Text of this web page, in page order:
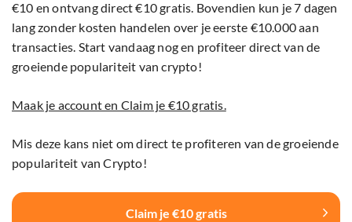
€10 en ontvang direct €10 gratis. Bovendien kun je 7 dagen
lang zonder kosten handelen over je eerste €10.000 aan
transacties. Start vandaag nog en profiteer direct van de
groeiende populariteit van crypto!
Maak je account en Claim je €10 gratis.
Mis deze kans niet om direct te profiteren van de groeiende
populariteit van Crypto!
Claim je €10 gratis